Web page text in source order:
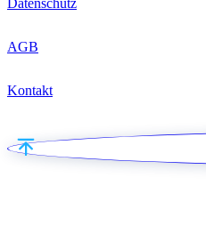
Datenschutz
AGB
Kontakt